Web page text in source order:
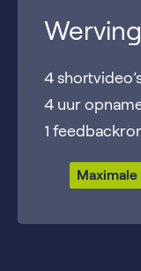
4
4 uur
1